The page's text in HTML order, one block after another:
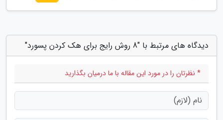
دیدگاه های مرتبط با "8 روش رایج برای هک کردن پسورد"
* نظرتان را در مورد این مقاله با ما درمیان بگذارید